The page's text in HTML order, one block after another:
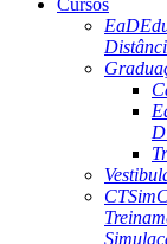
Cursos
EaD
CTSim